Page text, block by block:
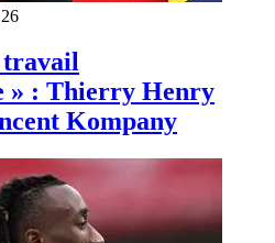
» : Thierry Henry
Kompany